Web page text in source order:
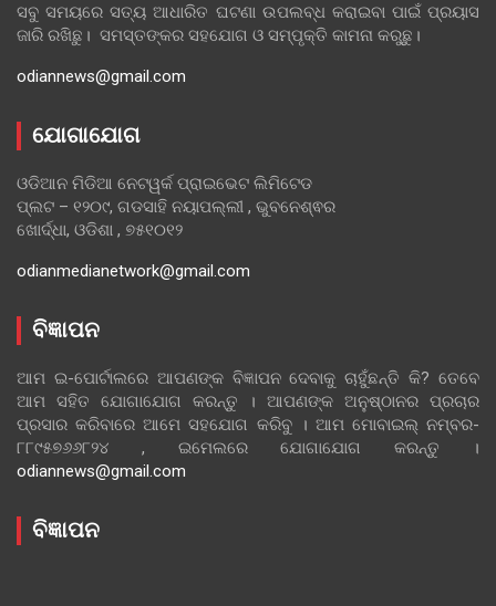
ସବୁ ସମୟରେ ସତ୍ୟ ଆଧାରିତ ଘଟଣା ଉପଲବ୍ଧ କରାଇବା ପାଇଁ ପ୍ରୟାସ
ଜାରି ରଖିଛୁ। ସମସ୍ତଙ୍କର ସହଯୋଗ ଓ ସମ୍ପୃକ୍ତି କାମନା କରୁଛୁ।
odiannews@gmail.com
ଯୋଗାଯୋଗ
ଓଡିଆନ ମିଡିଆ ନେଟୱର୍କ ପ୍ରାଇଭେଟ ଲିମିଟେଡ
ପ୍ଲଟ – ୧୨୦୯, ଗଡସାହି ନୟାପଲ୍ଲୀ , ଭୁବନେଶ୍ଵର
ଖୋର୍ଦ୍ଧା, ଓଡିଶା , ୭୫୧୦୧୨
odianmedianetwork@gmail.com
ବିଜ୍ଞାପନ
ଆମ ଇ-ପୋର୍ଟାଲରେ ଆପଣଙ୍କ ବିଜ୍ଞାପନ ଦେବାକୁ ଚାହୁଁଛନ୍ତି କି? ତେବେ
ଆମ ସହିତ ଯୋଗାଯୋଗ କରନ୍ତୁ । ଆପଣଙ୍କ ଅନୁଷ୍ଠାନର ପ୍ରଚାର
ପ୍ରସାର କରିବାରେ ଆମେ ସହଯୋଗ କରିବୁ । ଆମ ମୋବାଇଲ୍ ନମ୍ବର-
୮୮୯୫୭୬୬୮୨୪ , ଇମେଲରେ ଯୋଗାଯୋଗ କରନ୍ତୁ ।
odiannews@gmail.com
ବିଜ୍ଞାପନ